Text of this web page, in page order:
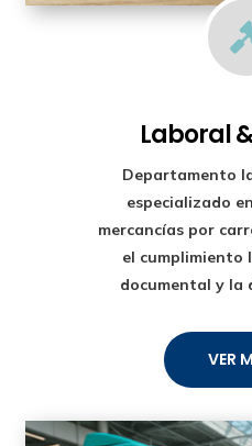
Laboral
Departamento
especializado
mercancías por
el cumplimiento
documental y la
VER